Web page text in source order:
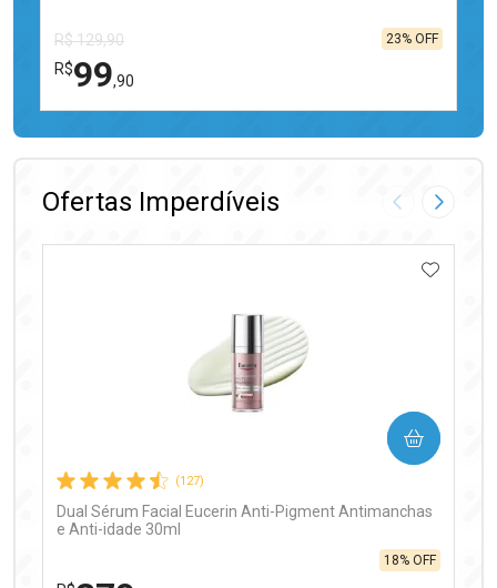
R$ 129,90
R$99,90
23% OFF
FECHAR
FECHAR
Ofertas Imperdíveis Imagem
(127)
Dual Sérum Facial Eucerin Anti-Pigment Antimanchas
e Anti-idade 30ml
18% OFF
COMPRAR